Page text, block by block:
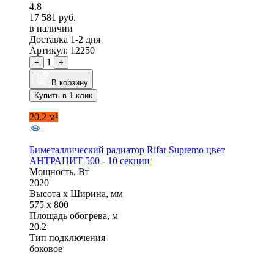
4.8
17 581 руб.
в наличии
Доставка 1-2 дня
Артикул: 12250
− 1 +
В корзину
Купить в 1 клик
20.2 м²
Биметаллический радиатор Rifar Supremo цвет
АНТРАЦИТ 500 - 10 секции
Мощность, Вт
2020
Высота x Ширина, мм
575 x 800
Площадь обогрева, м
20.2
Тип подключения
боковое